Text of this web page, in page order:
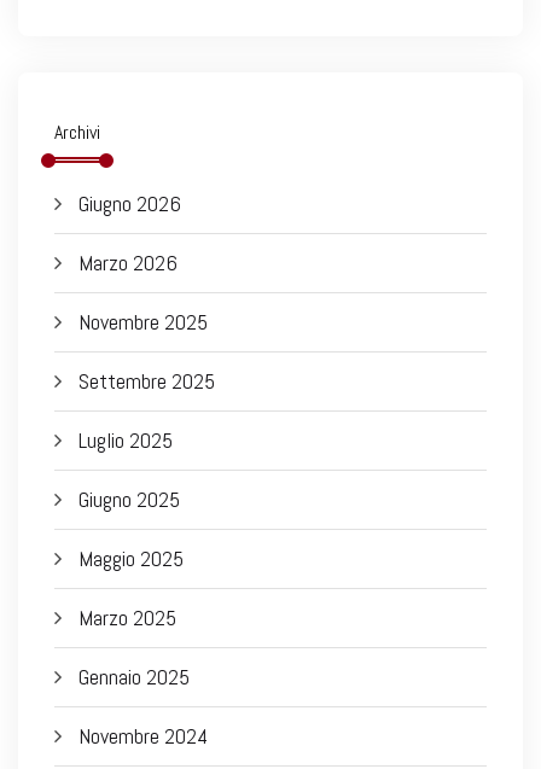
Archivi
Giugno 2026
Marzo 2026
Novembre 2025
Settembre 2025
Luglio 2025
Giugno 2025
Maggio 2025
Marzo 2025
Gennaio 2025
Novembre 2024